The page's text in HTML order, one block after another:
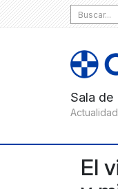
Search
for:
El